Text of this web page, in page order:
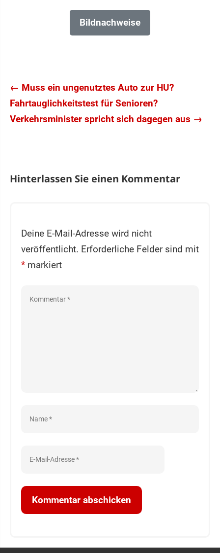
Bildnachweise
← Muss ein ungenutztes Auto zur HU?
Fahrtauglichkeitstest für Senioren?
Verkehrsminister spricht sich dagegen aus →
Hinterlassen Sie einen Kommentar
Deine E-Mail-Adresse wird nicht
veröffentlicht. Erforderliche Felder sind mit
* markiert